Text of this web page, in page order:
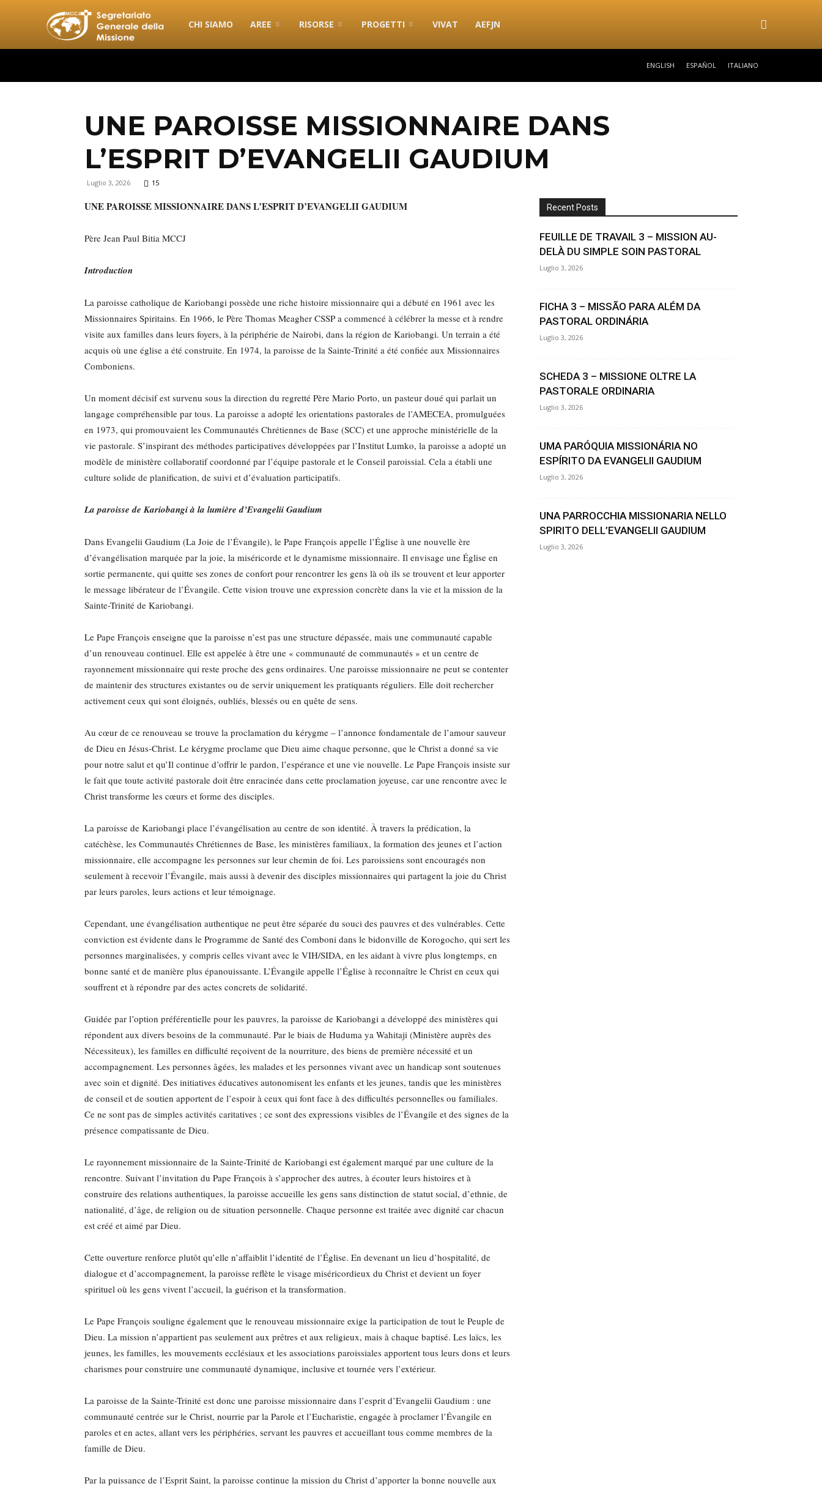
combonimission.net
CHI SIAMO AREE RISORSE PROGETTI VIVAT AEFJN
ENGLISH ESPAÑOL ITALIANO
UNE PAROISSE MISSIONNAIRE DANS
L’ESPRIT D’EVANGELII GAUDIUM
Luglio 3, 2026 15
UNE PAROISSE MISSIONNAIRE DANS L’ESPRIT D’EVANGELII GAUDIUM
Père Jean Paul Bitia MCCJ
Introduction
La paroisse catholique de Kariobangi possède une riche histoire missionnaire qui a débuté en 1961 avec les
Missionnaires Spiritains. En 1966, le Père Thomas Meagher CSSP a commencé à célébrer la messe et à rendre
visite aux familles dans leurs foyers, à la périphérie de Nairobi, dans la région de Kariobangi. Un terrain a été
acquis où une église a été construite. En 1974, la paroisse de la Sainte-Trinité a été confiée aux Missionnaires
Comboniens.
Un moment décisif est survenu sous la direction du regretté Père Mario Porto, un pasteur doué qui parlait un
langage compréhensible par tous. La paroisse a adopté les orientations pastorales de l’AMECEA, promulguées
en 1973, qui promouvaient les Communautés Chrétiennes de Base (SCC) et une approche ministérielle de la
vie pastorale. S’inspirant des méthodes participatives développées par l’Institut Lumko, la paroisse a adopté un
modèle de ministère collaboratif coordonné par l’équipe pastorale et le Conseil paroissial. Cela a établi une
culture solide de planification, de suivi et d’évaluation participatifs.
La paroisse de Kariobangi à la lumière d’Evangelii Gaudium
Dans Evangelii Gaudium (La Joie de l’Évangile), le Pape François appelle l’Église à une nouvelle ère
d’évangélisation marquée par la joie, la miséricorde et le dynamisme missionnaire. Il envisage une Église en
sortie permanente, qui quitte ses zones de confort pour rencontrer les gens là où ils se trouvent et leur apporter
le message libérateur de l’Évangile. Cette vision trouve une expression concrète dans la vie et la mission de la
Sainte-Trinité de Kariobangi.
Le Pape François enseigne que la paroisse n’est pas une structure dépassée, mais une communauté capable
d’un renouveau continuel. Elle est appelée à être une « communauté de communautés » et un centre de
rayonnement missionnaire qui reste proche des gens ordinaires. Une paroisse missionnaire ne peut se contenter
de maintenir des structures existantes ou de servir uniquement les pratiquants réguliers. Elle doit rechercher
activement ceux qui sont éloignés, oubliés, blessés ou en quête de sens.
Au cœur de ce renouveau se trouve la proclamation du kérygme – l’annonce fondamentale de l’amour sauveur
de Dieu en Jésus-Christ. Le kérygme proclame que Dieu aime chaque personne, que le Christ a donné sa vie
pour notre salut et qu’Il continue d’offrir le pardon, l’espérance et une vie nouvelle. Le Pape François insiste sur
le fait que toute activité pastorale doit être enracinée dans cette proclamation joyeuse, car une rencontre avec le
Christ transforme les cœurs et forme des disciples.
La paroisse de Kariobangi place l’évangélisation au centre de son identité. À travers la prédication, la
catéchèse, les Communautés Chrétiennes de Base, les ministères familiaux, la formation des jeunes et l’action
missionnaire, elle accompagne les personnes sur leur chemin de foi. Les paroissiens sont encouragés non
seulement à recevoir l’Évangile, mais aussi à devenir des disciples missionnaires qui partagent la joie du Christ
par leurs paroles, leurs actions et leur témoignage.
Cependant, une évangélisation authentique ne peut être séparée du souci des pauvres et des vulnérables. Cette
conviction est évidente dans le Programme de Santé des Comboni dans le bidonville de Korogocho, qui sert les
personnes marginalisées, y compris celles vivant avec le VIH/SIDA, en les aidant à vivre plus longtemps, en
bonne santé et de manière plus épanouissante. L’Évangile appelle l’Église à reconnaître le Christ en ceux qui
souffrent et à répondre par des actes concrets de solidarité.
Guidée par l’option préférentielle pour les pauvres, la paroisse de Kariobangi a développé des ministères qui
répondent aux divers besoins de la communauté. Par le biais de Huduma ya Wahitaji (Ministère auprès des
Nécessiteux), les familles en difficulté reçoivent de la nourriture, des biens de première nécessité et un
accompagnement. Les personnes âgées, les malades et les personnes vivant avec un handicap sont soutenues
avec soin et dignité. Des initiatives éducatives autonomisent les enfants et les jeunes, tandis que les ministères
de conseil et de soutien apportent de l’espoir à ceux qui font face à des difficultés personnelles ou familiales.
Ce ne sont pas de simples activités caritatives ; ce sont des expressions visibles de l’Évangile et des signes de la
présence compatissante de Dieu.
Le rayonnement missionnaire de la Sainte-Trinité de Kariobangi est également marqué par une culture de la
rencontre. Suivant l’invitation du Pape François à s’approcher des autres, à écouter leurs histoires et à
construire des relations authentiques, la paroisse accueille les gens sans distinction de statut social, d’ethnie, de
nationalité, d’âge, de religion ou de situation personnelle. Chaque personne est traitée avec dignité car chacun
est créé et aimé par Dieu.
Cette ouverture renforce plutôt qu’elle n’affaiblit l’identité de l’Église. En devenant un lieu d’hospitalité, de
dialogue et d’accompagnement, la paroisse reflète le visage miséricordieux du Christ et devient un foyer
spirituel où les gens vivent l’accueil, la guérison et la transformation.
Le Pape François souligne également que le renouveau missionnaire exige la participation de tout le Peuple de
Dieu. La mission n’appartient pas seulement aux prêtres et aux religieux, mais à chaque baptisé. Les laïcs, les
jeunes, les familles, les mouvements ecclésiaux et les associations paroissiales apportent tous leurs dons et leurs
charismes pour construire une communauté dynamique, inclusive et tournée vers l’extérieur.
La paroisse de la Sainte-Trinité est donc une paroisse missionnaire dans l’esprit d’Evangelii Gaudium : une
communauté centrée sur le Christ, nourrie par la Parole et l’Eucharistie, engagée à proclamer l’Évangile en
paroles et en actes, allant vers les périphéries, servant les pauvres et accueillant tous comme membres de la
famille de Dieu.
Par la puissance de l’Esprit Saint, la paroisse continue la mission du Christ d’apporter la bonne nouvelle aux
Recent Posts
FEUILLE DE TRAVAIL 3 – MISSION AU-
DELÀ DU SIMPLE SOIN PASTORAL
Luglio 3, 2026
FICHA 3 – MISSÃO PARA ALÉM DA
PASTORAL ORDINÁRIA
Luglio 3, 2026
SCHEDA 3 – MISSIONE OLTRE LA
PASTORALE ORDINARIA
Luglio 3, 2026
UMA PARÓQUIA MISSIONÁRIA NO
ESPÍRITO DA EVANGELII GAUDIUM
Luglio 3, 2026
UNA PARROCCHIA MISSIONARIA NELLO
SPIRITO DELL’EVANGELII GAUDIUM
Luglio 3, 2026